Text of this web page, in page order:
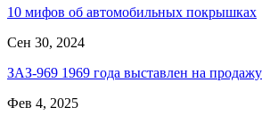
10 мифов об автомобильных покрышках
Сен 30, 2024
ЗАЗ-969 1969 года выставлен на
Фев 4, 2025